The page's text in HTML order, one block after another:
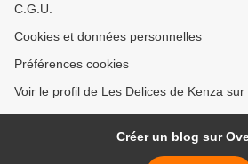
C.G.U.
Cookies et données personnelles
Préférences cookies
Voir le profil de Les Delices de Kenza
Créer un blog sur